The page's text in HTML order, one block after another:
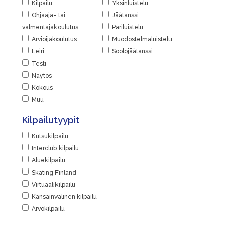
Kilpailu
Ohjaaja- tai
valmentajakoulutus
Arvioijakoulutus
Leiri
Testi
Näytös
Kokous
Muu
Yksinluistelu
Jäätanssi
Pariluistelu
Muodostelmaluistelu
Soolojäätanssi
Kilpailutyypit
Kutsukilpailu
Interclub kilpailu
Aluekilpailu
Skating Finland
Virtuaalikilpailu
Kansainvälinen kilpailu
Arvokilpailu